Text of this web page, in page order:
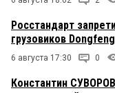
Росстандарт
грузовиков
6 августа 17:30 0
Константин